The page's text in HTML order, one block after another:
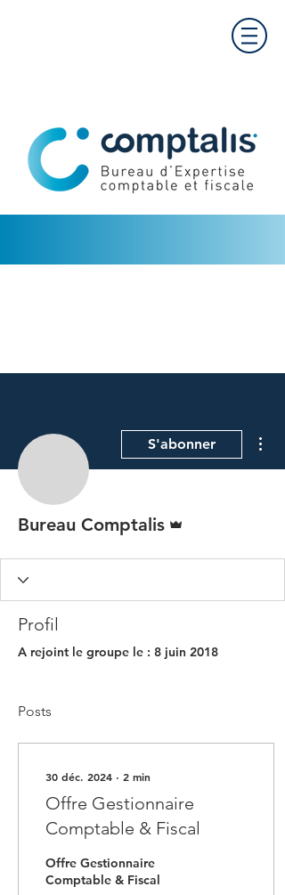
S'abonner
Bureau Comptalis
Profil
A rejoint le groupe le : 8 juin 2018
Posts
30 déc. 2024 ∙ 2 min
Offre Gestionnaire
Comptable & Fiscal
Offre Gestionnaire
Comptable & Fiscal